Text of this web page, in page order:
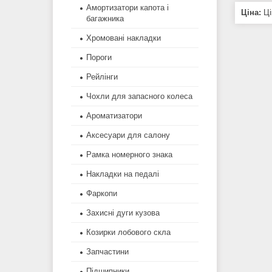
Ціна:
Амортизатори капота і
багажника
Хромовані накладки
Пороги
Рейлінги
Чохли для запасного колеса
Ароматизатори
Аксесуари для салону
Рамка номерного знака
Накладки на педалі
Фаркопи
Захисні дуги кузова
Козирки лобового скла
Запчастини